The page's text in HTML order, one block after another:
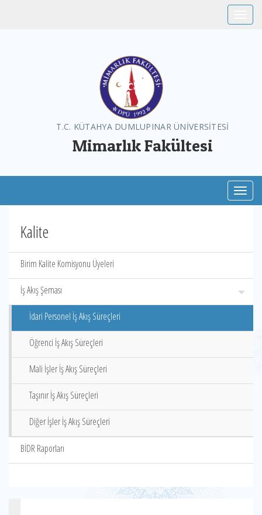
T.C. KÜTAHYA DUMLUPINAR ÜNİVERSİTESİ
Mimarlık Fakültesi
Kalite
Birim Kalite Komisyonu Üyeleri
İş Akış Şeması
İdari Personel İş Akış Süreçleri
Öğrenci İş Akış Süreçleri
Mali İşler İş Akış Süreçleri
Taşınır İş Akış Süreçleri
Diğer İşler İş Akış Süreçleri
BİDR Raporları